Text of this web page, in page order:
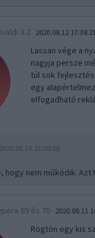
3.2 2020.08.12 17:38:21
Lassan vége a
nagyja persze
túl sok
egy
elfogadható
2020.08.16 23:08:58
hogy nem működik. Azt
69 és 70 2020.08.11
Rögtön egy kis